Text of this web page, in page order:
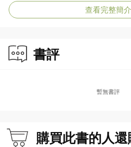
查看完整簡介
書評
暫無書評
購買此書的人還